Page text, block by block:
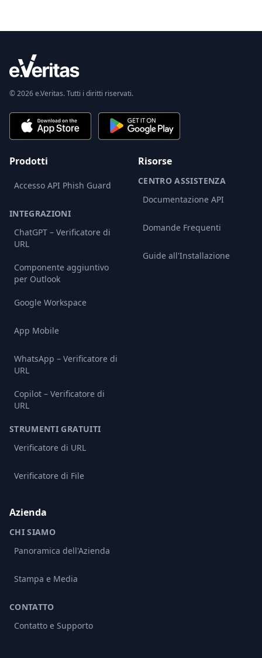
© 2026 e.Veritas. Tutti i diritti riservati.
Prodotti
Accesso API Phish Guard
INTEGRAZIONI
ChatGPT – Verificatore di
URL
Componente aggiuntivo
per Outlook
Google Workspace
App Mobile
WhatsApp – Verificatore di
URL
Copilot – Verificatore di
URL
STRUMENTI GRATUITI
Verificatore di URL
Verificatore di File
Risorse
CENTRO ASSISTENZA
Documentazione API
Domande Frequenti
Guide all'Installazione
Azienda
CHI SIAMO
Panoramica dell'Azienda
Stampa e Media
CONTATTO
Contatto e Supporto